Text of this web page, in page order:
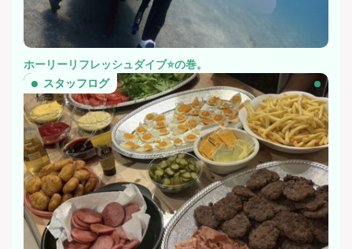
ホーリーリフレッシュダイブ⭐️の巻。
スタッフログ